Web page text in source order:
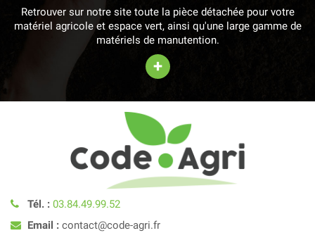
Retrouver sur notre site toute la pièce détachée pour votre
matériel agricole et espace vert, ainsi qu'une large gamme de
matériels de manutention.
+
Tél. : 03.84.49.99.52
Email : contact@code-agri.fr